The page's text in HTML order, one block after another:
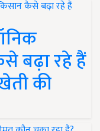
बढ़ा रहे हैं
की